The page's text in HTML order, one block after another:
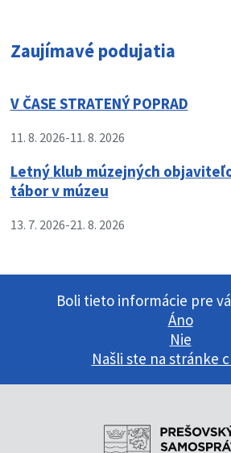
Zaujímavé podujatia
V ČASE STRATENÝ POPRAD
11. 8. 2026-11. 8. 2026
Letný klub múzejných
tábor v múzeu
13. 7. 2026-21. 8. 2026
Boli tieto informácie pre
Áno
Nie
Našli ste na stránke